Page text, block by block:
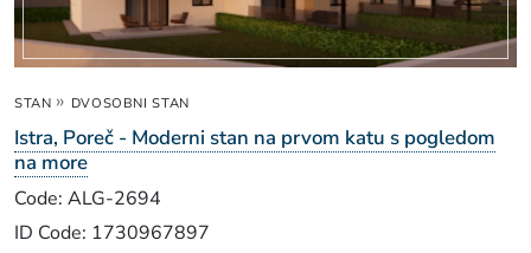
STAN » DVOSOBNI STAN
Istra, Poreč - Moderni stan na prvom katu s pogledom
na more
Code: ALG-2694
ID Code: 1730967897